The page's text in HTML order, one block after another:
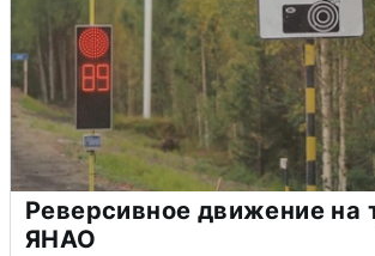
Реверсивное движение на
ЯНАО